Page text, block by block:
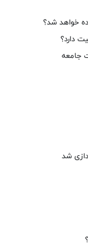
خواهد شد؟
دارد؟
جامعه